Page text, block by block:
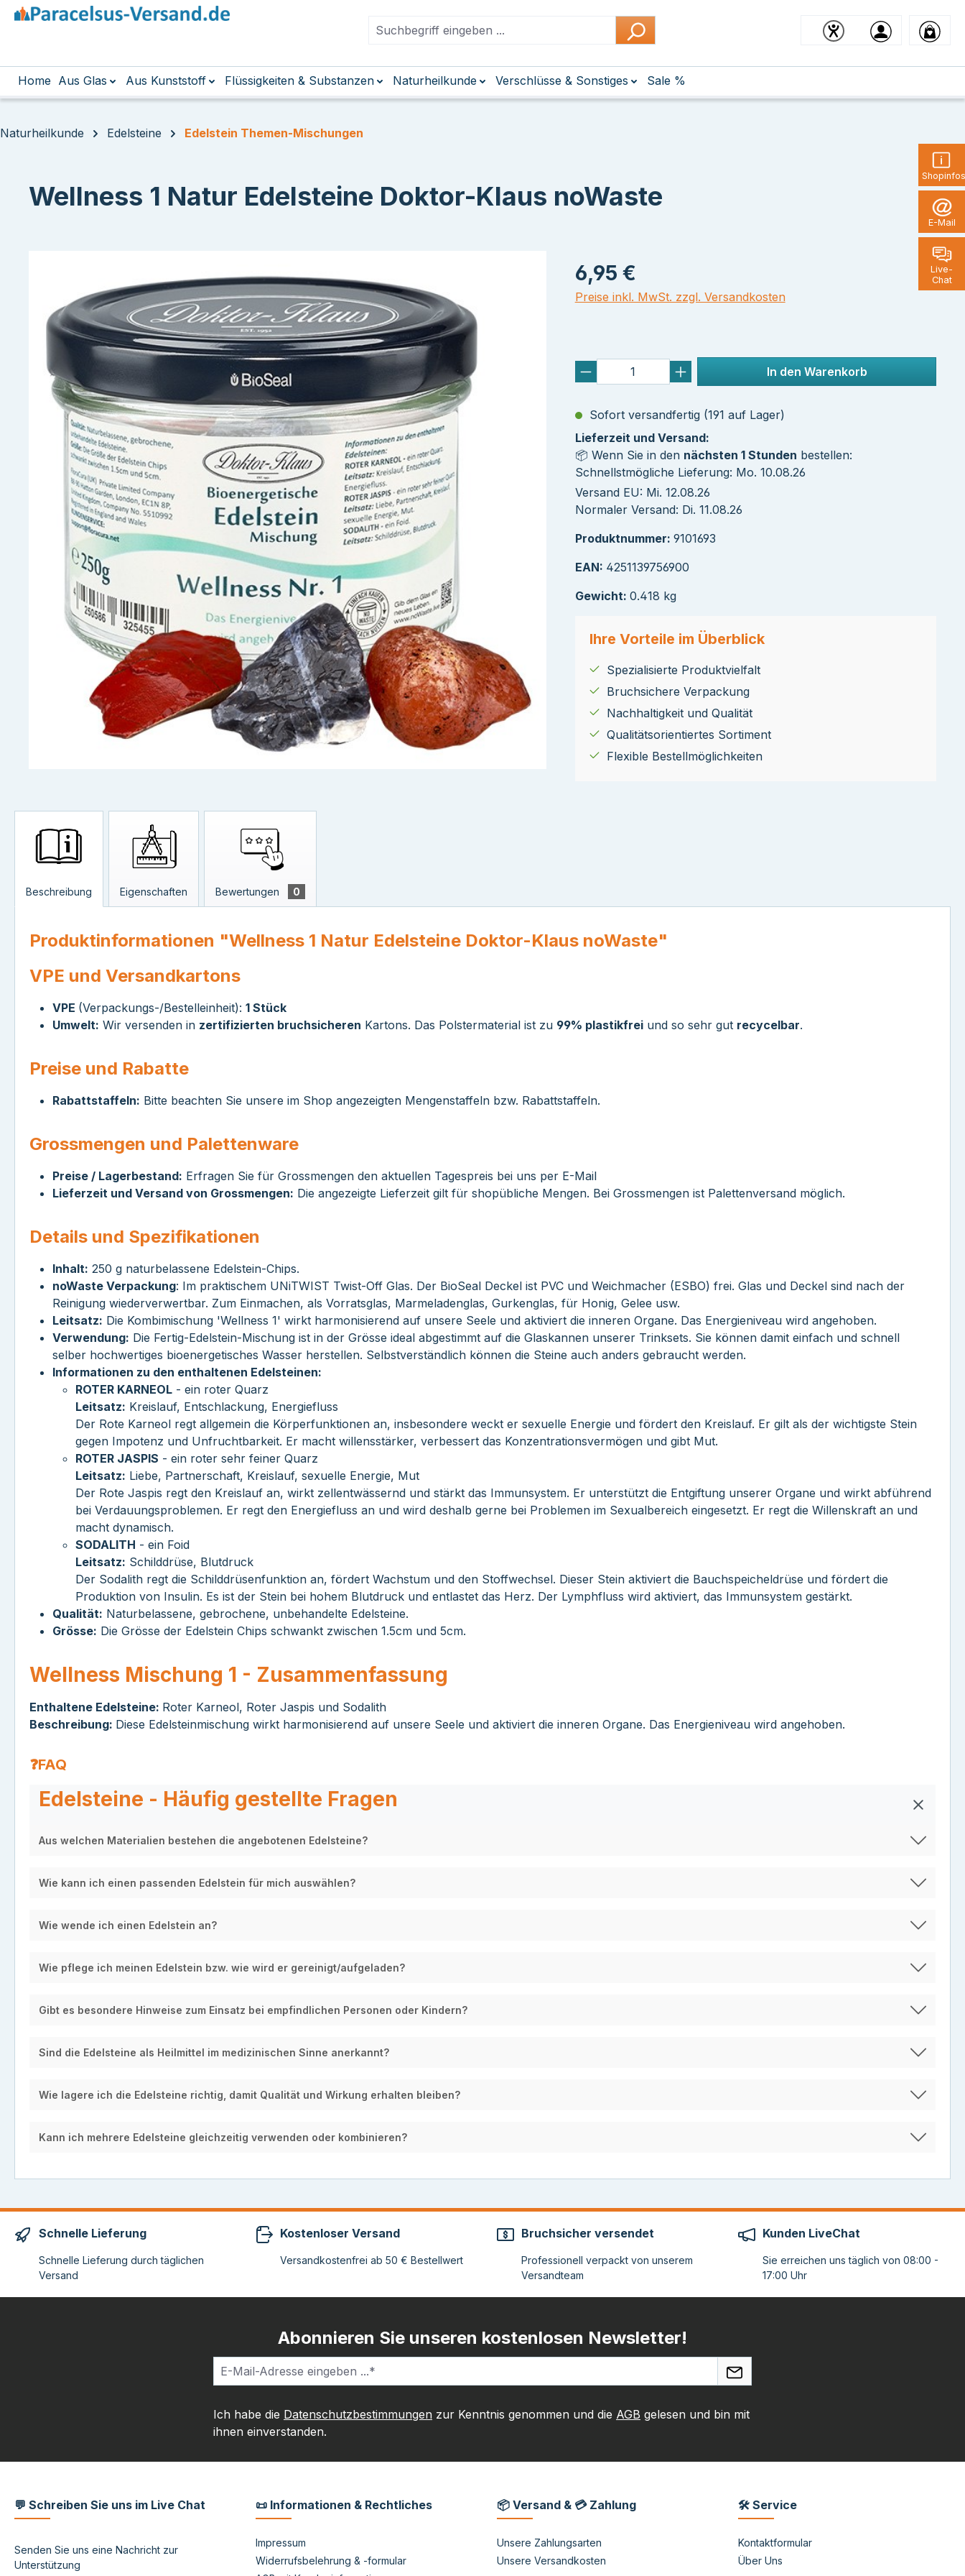
Hauptinhalt springen
Zur Suche springen
Zur Hauptnavigation springen
E-Mail
Live-
Chat
Home Aus Glas Aus Kunststoff Flüssigkeiten & Substanzen Naturheilkunde Verschlüsse & Sonstiges Sale %
Naturheilkunde Edelsteine Edelstein Themen-Mischungen
Wellness 1 Natur Edelsteine Doktor-Klaus noWaste
6,95 €
Preise inkl. MwSt. zzgl. Versandkosten
In den Warenkorb
Sofort versandfertig (191 auf Lager)
Lieferzeit und Versand:
📦 Wenn Sie in den nächsten 1 Stunden bestellen:
Schnellstmögliche Lieferung: Mo. 10.08.26
Versand EU: Mi. 12.08.26
Normaler Versand: Di. 11.08.26
Produktnummer: 9101693
EAN: 4251139756900
Gewicht: 0.418 kg
Ihre Vorteile im Überblick
Spezialisierte Produktvielfalt
Bruchsichere Verpackung
Nachhaltigkeit und Qualität
Qualitätsorientiertes Sortiment
Flexible Bestellmöglichkeiten
Beschreibung Eigenschaften Bewertungen 0
Produktinformationen "Wellness 1 Natur Edelsteine Doktor-Klaus noWaste"
VPE und Versandkartons
VPE (Verpackungs-/Bestelleinheit): 1 Stück
Umwelt: Wir versenden in zertifizierten bruchsicheren Kartons. Das Polstermaterial ist zu 99% plastikfrei und so sehr gut recycelbar.
Preise und Rabatte
Rabattstaffeln: Bitte beachten Sie unsere im Shop angezeigten Mengenstaffeln bzw. Rabattstaffeln.
Grossmengen und Palettenware
Preise / Lagerbestand: Erfragen Sie für Grossmengen den aktuellen Tagespreis bei uns per E-Mail
Lieferzeit und Versand von Grossmengen: Die angezeigte Lieferzeit gilt für shopübliche Mengen. Bei Grossmengen ist Palettenversand möglich.
Details und Spezifikationen
Inhalt: 250 g naturbelassene Edelstein-Chips.
noWaste Verpackung: Im praktischem UNiTWIST Twist-Off Glas. Der BioSeal Deckel ist PVC und Weichmacher (ESBO) frei. Glas und Deckel sind nach der
Reinigung wiederverwertbar. Zum Einmachen, als Vorratsglas, Marmeladenglas, Gurkenglas, für Honig, Gelee usw.
Leitsatz: Die Kombimischung 'Wellness 1' wirkt harmonisierend auf unsere Seele und aktiviert die inneren Organe. Das Energieniveau wird angehoben.
Verwendung: Die Fertig-Edelstein-Mischung ist in der Grösse ideal abgestimmt auf die Glaskannen unserer Trinksets. Sie können damit einfach und schnell
selber hochwertiges bioenergetisches Wasser herstellen. Selbstverständlich können die Steine auch anders gebraucht werden.
Informationen zu den enthaltenen Edelsteinen:
ROTER KARNEOL - ein roter Quarz
Leitsatz: Kreislauf, Entschlackung, Energiefluss
Der Rote Karneol regt allgemein die Körperfunktionen an, insbesondere weckt er sexuelle Energie und fördert den Kreislauf. Er gilt als der wichtigste Stein
gegen Impotenz und Unfruchtbarkeit. Er macht willensstärker, verbessert das Konzentrationsvermögen und gibt Mut.
ROTER JASPIS - ein roter sehr feiner Quarz
Leitsatz: Liebe, Partnerschaft, Kreislauf, sexuelle Energie, Mut
Der Rote Jaspis regt den Kreislauf an, wirkt zellentwässernd und stärkt das Immunsystem. Er unterstützt die Entgiftung unserer Organe und wirkt abführend
bei Verdauungsproblemen. Er regt den Energiefluss an und wird deshalb gerne bei Problemen im Sexualbereich eingesetzt. Er regt die Willenskraft an und
macht dynamisch.
SODALITH - ein Foid
Leitsatz: Schilddrüse, Blutdruck
Der Sodalith regt die Schilddrüsenfunktion an, fördert Wachstum und den Stoffwechsel. Dieser Stein aktiviert die Bauchspeicheldrüse und fördert die
Produktion von Insulin. Es ist der Stein bei hohem Blutdruck und entlastet das Herz. Der Lymphfluss wird aktiviert, das Immunsystem gestärkt.
Qualität: Naturbelassene, gebrochene, unbehandelte Edelsteine.
Grösse: Die Grösse der Edelstein Chips schwankt zwischen 1.5cm und 5cm.
Wellness Mischung 1 - Zusammenfassung
Enthaltene Edelsteine: Roter Karneol, Roter Jaspis und Sodalith
Beschreibung: Diese Edelsteinmischung wirkt harmonisierend auf unsere Seele und aktiviert die inneren Organe. Das Energieniveau wird angehoben.
❓FAQ
Edelsteine - Häufig gestellte Fragen
Aus welchen Materialien bestehen die angebotenen Edelsteine?
Wie kann ich einen passenden Edelstein für mich auswählen?
Wie wende ich einen Edelstein an?
Wie pflege ich meinen Edelstein bzw. wie wird er gereinigt/aufgeladen?
Gibt es besondere Hinweise zum Einsatz bei empfindlichen Personen oder Kindern?
Sind die Edelsteine als Heilmittel im medizinischen Sinne anerkannt?
Wie lagere ich die Edelsteine richtig, damit Qualität und Wirkung erhalten bleiben?
Kann ich mehrere Edelsteine gleichzeitig verwenden oder kombinieren?
Schnelle Lieferung
Schnelle Lieferung durch täglichen
Versand
Kostenloser Versand
Versandkostenfrei ab 50 € Bestellwert
Bruchsicher versendet
Professionell verpackt von unserem
Versandteam
Kunden LiveChat
Sie erreichen uns täglich von 08:00 -
17:00 Uhr
Abonnieren Sie unseren kostenlosen Newsletter!
Ich habe die Datenschutzbestimmungen zur Kenntnis genommen und die AGB gelesen und bin mit
ihnen einverstanden.
💬 Schreiben Sie uns im Live Chat
Senden Sie uns eine Nachricht zur
Unterstützung
📜 Informationen & Rechtliches
Impressum
Widerrufsbelehrung & -formular
📦 Versand & 💳 Zahlung
Unsere Zahlungsarten
Unsere Versandkosten
🛠 Service
Kontaktformular
Über Uns